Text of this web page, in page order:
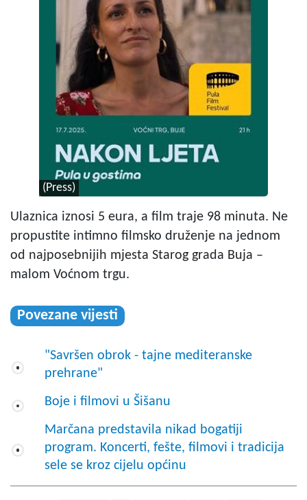
(Press)
Ulaznica iznosi 5 eura, a film traje 98 minuta. Ne
propustite intimno filmsko druženje na jednom
od najposebnijih mjesta Starog grada Buja –
malom Voćnom trgu.
Povezane vijesti
"Savršen obrok - tajne mediteranske
prehrane"
Boje i filmovi u Šišanu
Marčana predstavila nikad bogatiji
program. Koncerti, fešte, filmovi i tradicija
sele se kroz cijelu općinu